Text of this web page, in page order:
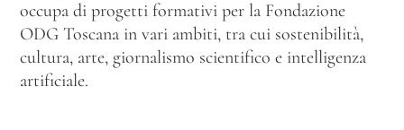
occupa di progetti formativi per la Fondazione
ODG Toscana in vari ambiti, tra cui sostenibilità,
cultura, arte, giornalismo scientifico e intelligenza
artificiale.